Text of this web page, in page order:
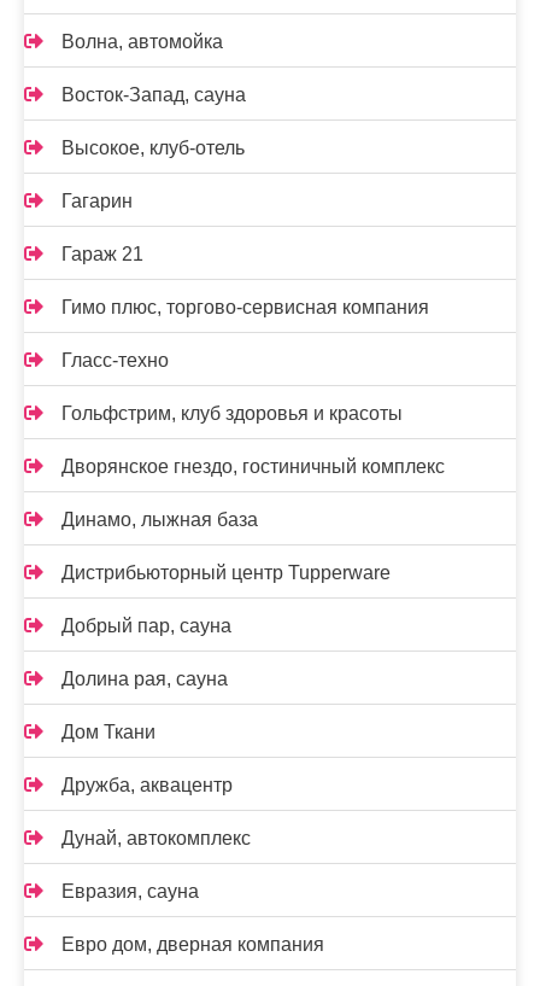
Волна, автомойка
Восток-Запад, сауна
Высокое, клуб-отель
Гагарин
Гараж 21
Гимо плюс, торгово-сервисная компания
Гласс-техно
Гольфстрим, клуб здоровья и красоты
Дворянское гнездо, гостиничный комплекс
Динамо, лыжная база
Дистрибьюторный центр Tupperware
Добрый пар, сауна
Долина рая, сауна
Дом Ткани
Дружба, аквацентр
Дунай, автокомплекс
Евразия, сауна
Евро дом, дверная компания